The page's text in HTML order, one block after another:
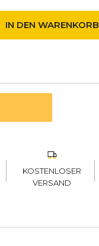
IN DEN WARENKORB
KOSTENLOSER
VERSAND